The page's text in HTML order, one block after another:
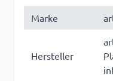
Marke
Hersteller